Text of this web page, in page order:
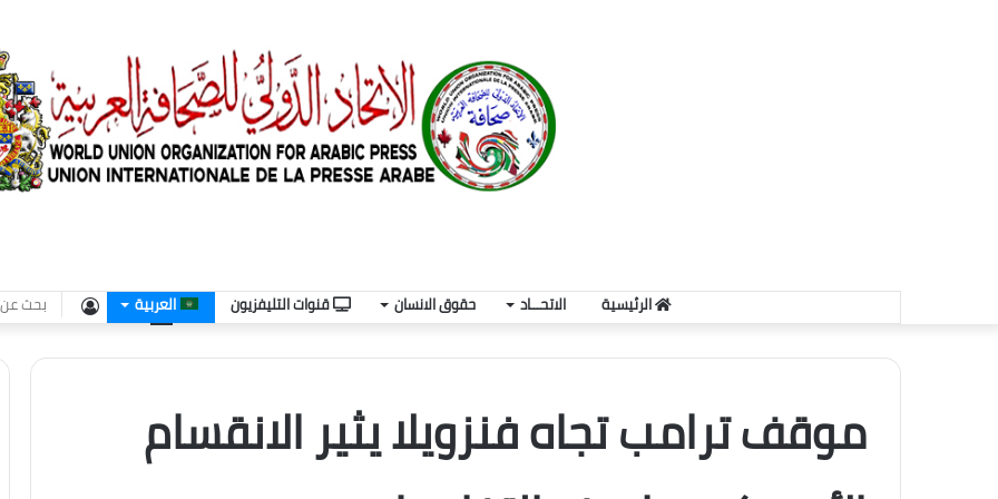
الرئيسية الاتحـــاد حقوق الانسان قنوات التليفزيون العربية
تسجيل
موقف ترامب تجاه فنزويلا يثير الانقسام